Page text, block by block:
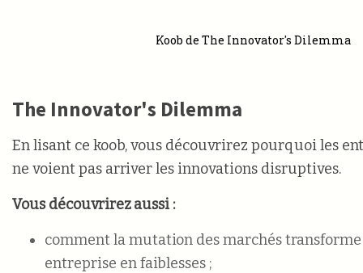
Koob de The Innovator's Dilemma
The Innovator's Dilemma
En lisant ce koob, vous découvrirez pourquoi les
ne voient pas arriver les innovations disruptives.
Vous découvrirez aussi :
comment la mutation des marchés transforme
entreprise en faiblesses ;